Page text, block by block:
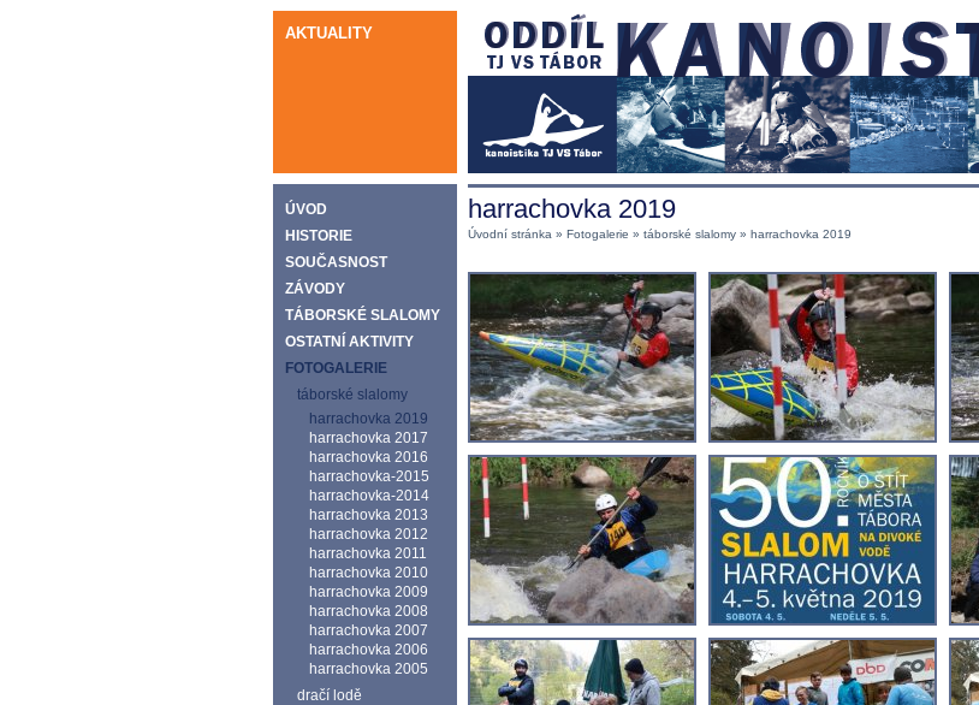
AKTUALITY
ÚVOD
HISTORIE
SOUČASNOST
ZÁVODY
TÁBORSKÉ SLALOMY
OSTATNÍ AKTIVITY
FOTOGALERIE
táborské slalomy
harrachovka 2019
harrachovka 2017
harrachovka 2016
harrachovka-2015
harrachovka-2014
harrachovka 2013
harrachovka 2012
harrachovka 2011
harrachovka 2010
harrachovka 2009
harrachovka 2008
harrachovka 2007
harrachovka 2006
harrachovka 2005
dračí lodě
harrachovka 2019
Úvodní stránka » Fotogalerie » táborské slalomy » harrachovka 2019